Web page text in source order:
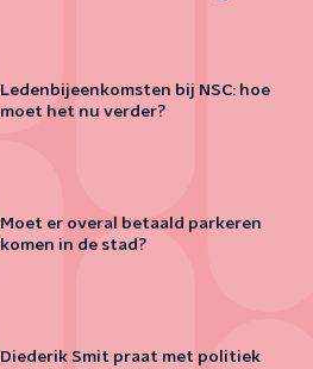
Ledenbijeenkomsten bij NSC: hoe
moet het nu verder?
Moet er overal betaald parkeren
komen in de stad?
Diederik Smit praat met politiek